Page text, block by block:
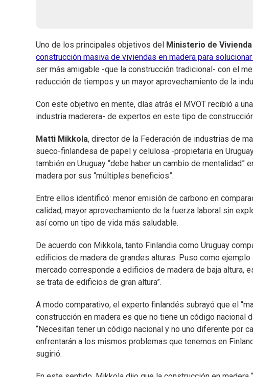
Uno de los principales objetivos del Ministerio de
construcción masiva de viviendas en madera para
ser más amigable -que la construcción tradicional- con el
reducción de tiempos y un mayor aprovechamiento de la
Con este objetivo en mente, días atrás el MVOT recibió a
industria maderera- de expertos en este tipo de
Matti Mikkola, director de la Federación de industrias de
sueco-finlandesa de papel y celulosa -propietaria en
también en Uruguay “debe haber un cambio de
madera por sus “múltiples beneficios”.
Entre ellos identificó: menor emisión de carbono en
calidad, mayor aprovechamiento de la fuerza laboral sin
así como un tipo de vida más saludable.
De acuerdo con Mikkola, tanto Finlandia como Uruguay
edificios de madera de grandes alturas. Puso como
mercado corresponde a edificios de madera de baja altura,
se trata de edificios de gran altura”.
A modo comparativo, el experto finlandés subrayó que el
construcción en madera es que no tiene un código nacional
“Necesitan tener un código nacional y no uno diferente por
enfrentarán a los mismos problemas que tenemos en
sugirió.